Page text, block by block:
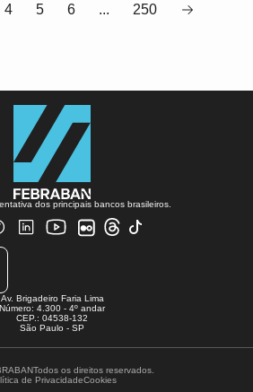
4 5 6 ... 250
dos principais bancos brasileiros.
Av. Brigadeiro Faria Lima
Número: 4.300 - 4º andar
CEP.: 04538-132
São Paulo - SP
Todos os direitos reservados.
de PrivacidadeCookies